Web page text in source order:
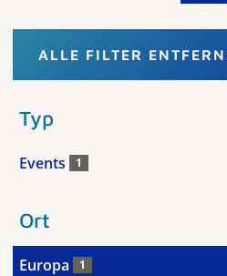
ALLE FILTER
Typ
Events 1
Ort
Europa 1